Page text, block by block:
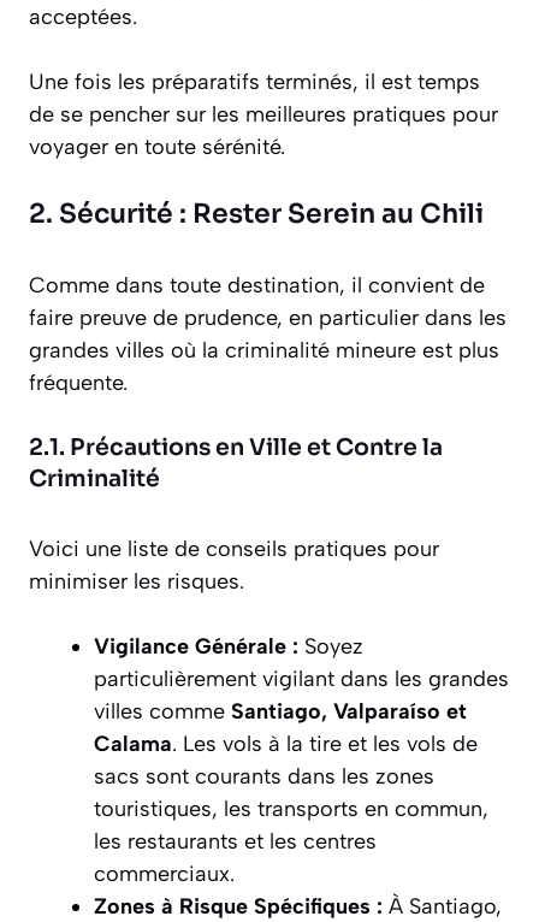
acceptées.
Une fois les préparatifs terminés, il est temps
de se pencher sur les meilleures pratiques pour
voyager en toute sérénité.
2. Sécurité : Rester Serein au Chili
Comme dans toute destination, il convient de
faire preuve de prudence, en particulier dans les
grandes villes où la criminalité mineure est plus
fréquente.
2.1. Précautions en Ville et Contre la
Criminalité
Voici une liste de conseils pratiques pour
minimiser les risques.
Vigilance Générale : Soyez
particulièrement vigilant dans les grandes
villes comme Santiago, Valparaíso et
Calama. Les vols à la tire et les vols de
sacs sont courants dans les zones
touristiques, les transports en commun,
les restaurants et les centres
commerciaux.
Zones à Risque Spécifiques : À Santiago,